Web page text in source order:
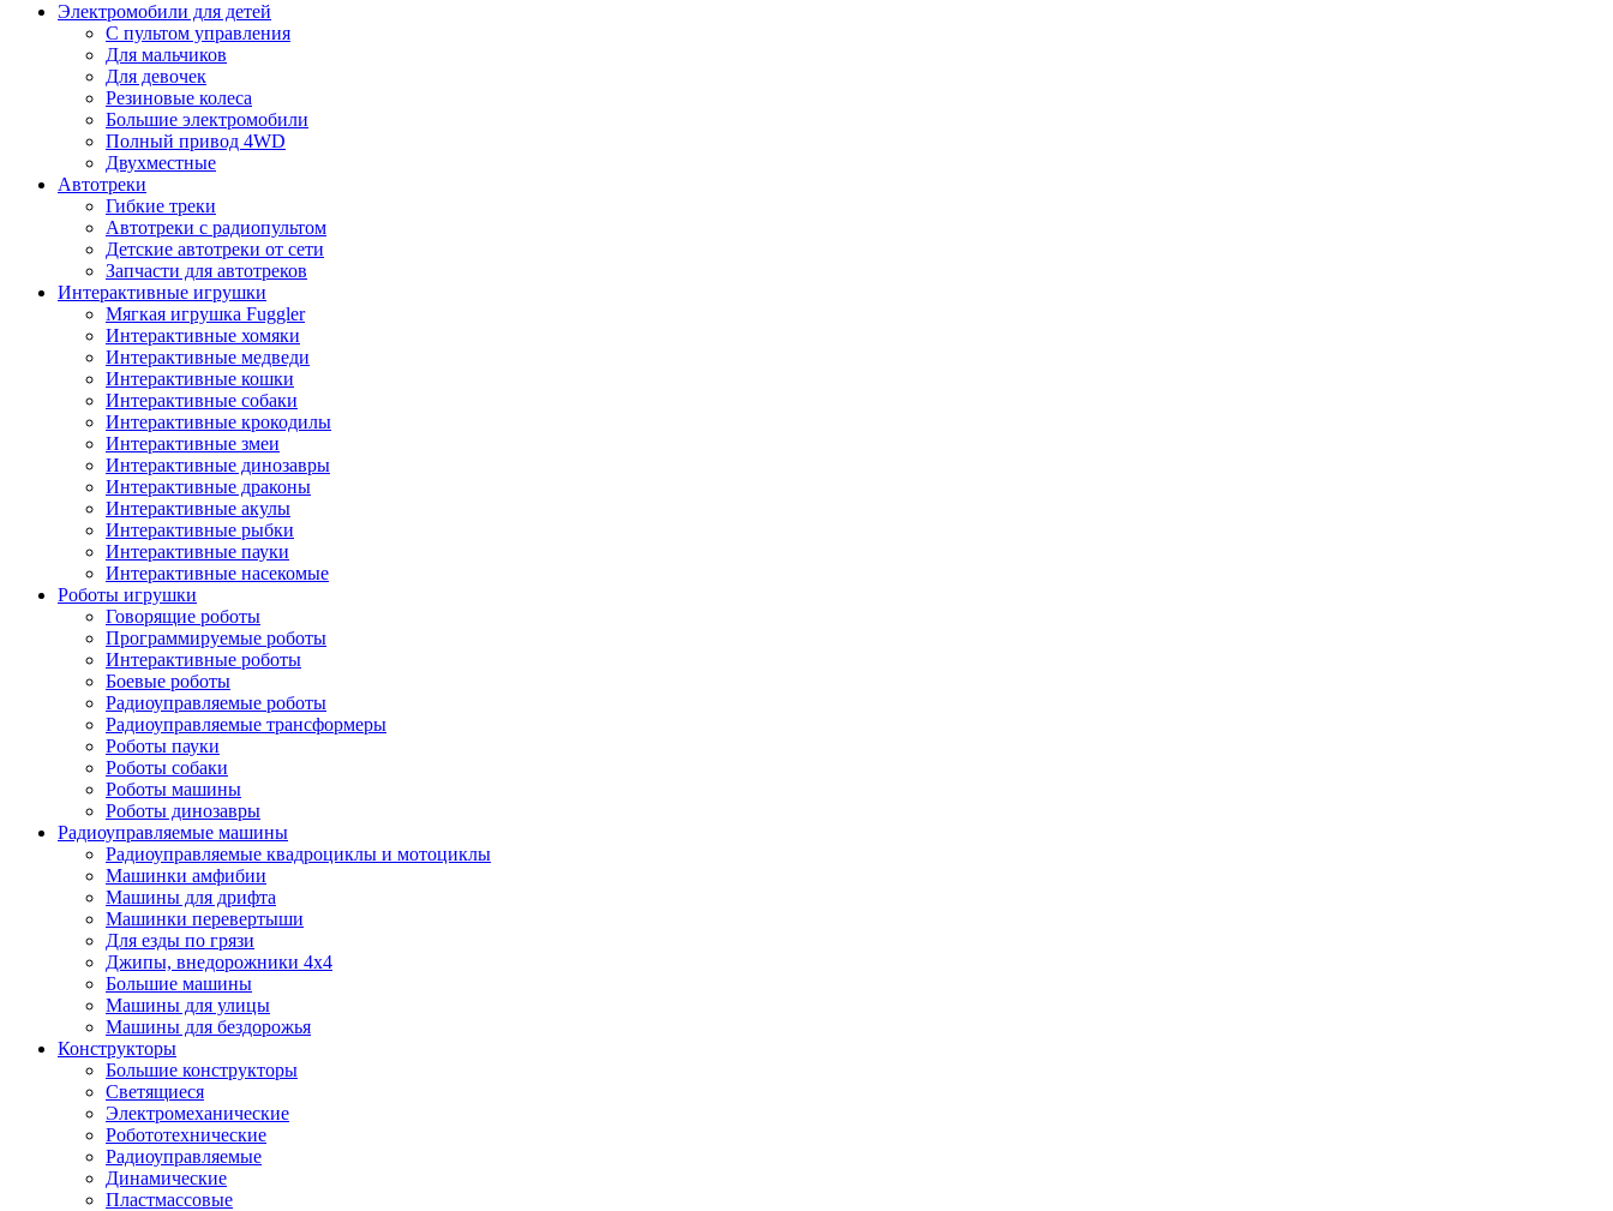
Электромобили для детей
С пультом управления
Для мальчиков
Для девочек
Резиновые колеса
Большие электромобили
Полный привод 4WD
Двухместные
Автотреки
Гибкие треки
Автотреки с радиопультом
Детские автотреки от сети
Запчасти для автотреков
Интерактивные игрушки
Мягкая игрушка Fuggler
Интерактивные хомяки
Интерактивные медведи
Интерактивные кошки
Интерактивные собаки
Интерактивные крокодилы
Интерактивные змеи
Интерактивные динозавры
Интерактивные драконы
Интерактивные акулы
Интерактивные рыбки
Интерактивные пауки
Интерактивные насекомые
Роботы игрушки
Говорящие роботы
Программируемые роботы
Интерактивные роботы
Боевые роботы
Радиоуправляемые роботы
Радиоуправляемые трансформеры
Роботы пауки
Роботы собаки
Роботы машины
Роботы динозавры
Радиоуправляемые машины
Радиоуправляемые квадроциклы и мотоциклы
Машинки амфибии
Машины для дрифта
Машинки перевертыши
Для езды по грязи
Джипы, внедорожники 4x4
Большие машины
Машины для улицы
Машины для бездорожья
Конструкторы
Большие конструкторы
Светящиеся
Электромеханические
Робототехнические
Радиоуправляемые
Динамические
Пластмассовые